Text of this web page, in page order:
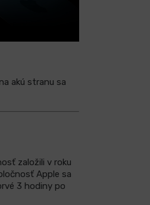
akú stranu sa
založili v roku
Apple sa
3 hodiny po